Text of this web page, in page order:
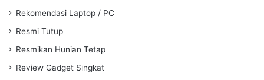
Rekomendasi Laptop / PC
Resmi Tutup
Resmikan Hunian Tetap
Review Gadget Singkat